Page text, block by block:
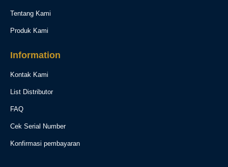
Tentang Kami
Produk Kami
Information
Kontak Kami
List Distributor
FAQ
Cek Serial Number
Konfirmasi pembayaran